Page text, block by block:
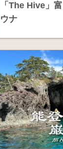
「The Hive」
ウナ